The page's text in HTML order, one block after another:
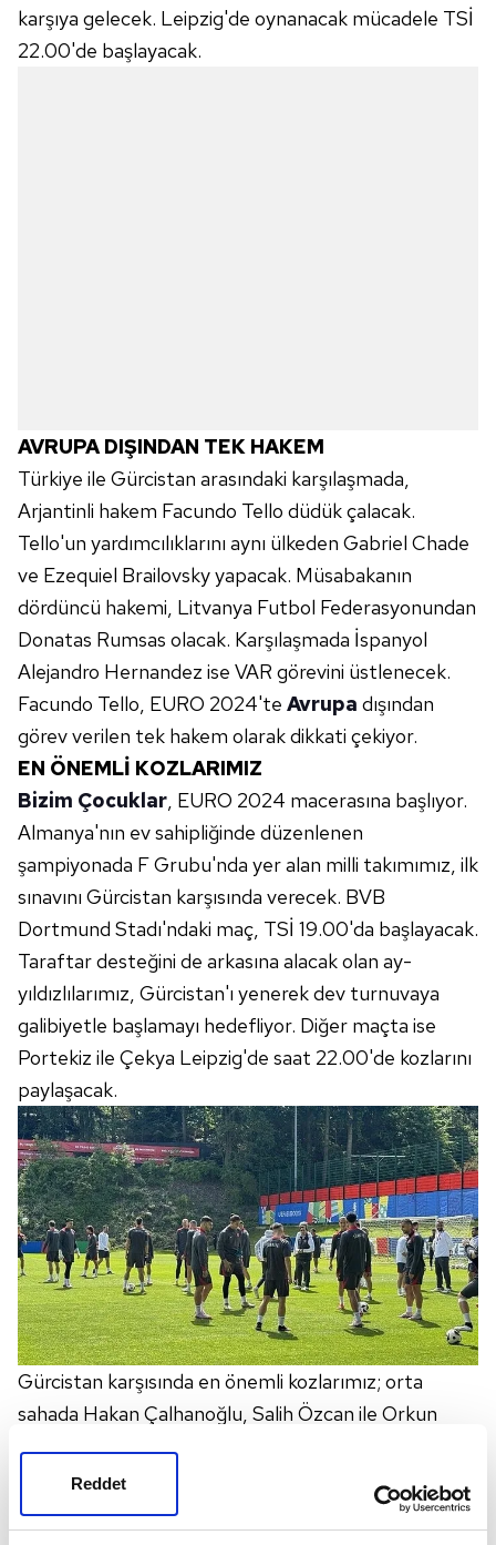
Reddet
karşıya gelecek. Leipzig'de oynanacak mücadele TSİ
22.00'de başlayacak.
AVRUPA DIŞINDAN TEK HAKEM
Türkiye ile Gürcistan arasındaki karşılaşmada,
Arjantinli hakem Facundo Tello düdük çalacak.
Tello'un yardımcılıklarını aynı ülkeden Gabriel Chade
ve Ezequiel Brailovsky yapacak. Müsabakanın
dördüncü hakemi, Litvanya Futbol Federasyonundan
Donatas Rumsas olacak. Karşılaşmada İspanyol
Alejandro Hernandez ise VAR görevini üstlenecek.
Facundo Tello, EURO 2024'te Avrupa dışından
görev verilen tek hakem olarak dikkati çekiyor.
EN ÖNEMLİ KOZLARIMIZ
Bizim Çocuklar , EURO 2024 macerasına başlıyor.
Almanya'nın ev sahipliğinde düzenlenen
şampiyonada F Grubu'nda yer alan milli takımımız, ilk
sınavını Gürcistan karşısında verecek. BVB
Dortmund Stadı'ndaki maç, TSİ 19.00'da başlayacak.
Taraftar desteğini de arkasına alacak olan ay-
yıldızlılarımız, Gürcistan'ı yenerek dev turnuvaya
galibiyetle başlamayı hedefliyor. Diğer maçta ise
Portekiz ile Çekya Leipzig'de saat 22.00'de kozlarını
paylaşacak.
Gürcistan karşısında en önemli kozlarımız; orta
sahada Hakan Çalhanoğlu, Salih Özcan ile Orkun
Kökçü'nün yanı sıra hücum hattında görev alacak
Arda Güler, Barış Alper ve Kenan Yıldız olacak. Teknik
direktörümüz Montella'nın ileri üçlüde Real